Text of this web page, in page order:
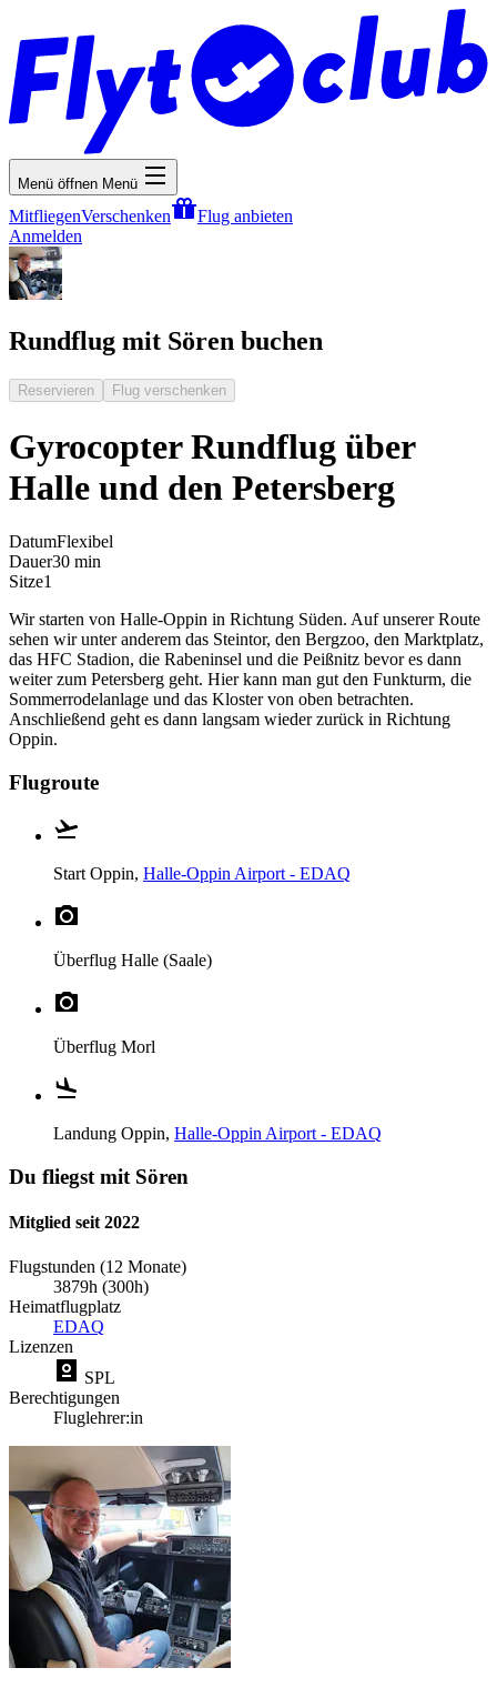
Menü öffnen Menü
MitfliegenVerschenken
Flug anbieten
Anmelden
Rundflug mit Sören buchen
Reservieren Flug verschenken
Gyrocopter Rundflug über
Halle und den Petersberg
DatumFlexibel
Dauer30 min
Sitze1
Wir starten von Halle-Oppin in Richtung Süden. Auf unserer Route
sehen wir unter anderem das Steintor, den Bergzoo, den Marktplatz,
das HFC Stadion, die Rabeninsel und die Peißnitz bevor es dann
weiter zum Petersberg geht. Hier kann man gut den Funkturm, die
Sommerrodelanlage und das Kloster von oben betrachten.
Anschließend geht es dann langsam wieder zurück in Richtung
Oppin.
Flugroute
Start Oppin, Halle-Oppin Airport - EDAQ
Überflug Halle (Saale)
Überflug Morl
Landung Oppin, Halle-Oppin Airport - EDAQ
Du fliegst mit Sören
Mitglied seit 2022
Flugstunden (12 Monate)
3879h (300h)
Heimatflugplatz
EDAQ
Lizenzen
SPL
Berechtigungen
Fluglehrer:in